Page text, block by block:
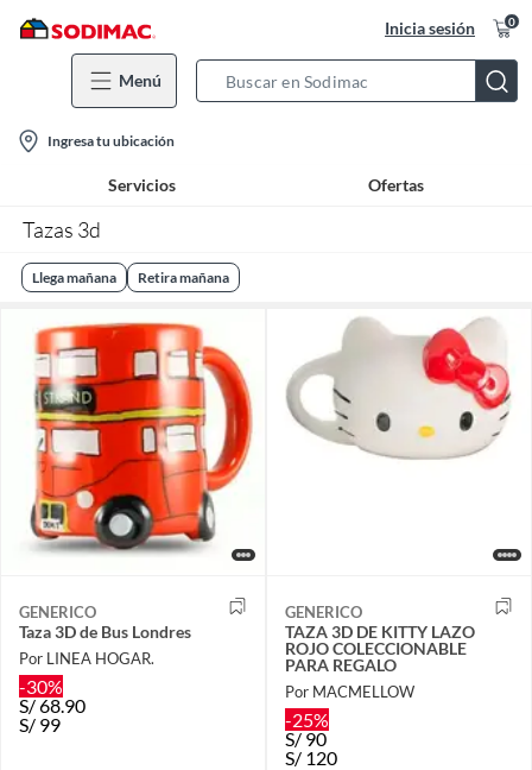
Inicia sesión 0
Menú
Bar
location-
icon
Ingresa tu ubicación
Servicios Ofertas
Tazas 3d
Llega mañana Retira mañana
GENERICO
Taza 3D de Bus Londres
Por LINEA HOGAR.
-30%
S/68.90
S/ 99
GENERICO
TAZA 3D DE KITTY LAZO
ROJO COLECCIONABLE
PARA REGALO
Por MACMELLOW
-25%
S/90
S/ 120